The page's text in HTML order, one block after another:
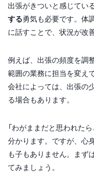
出張がきついと感じてい
する勇気も必要です。体
に話すことで、状況が改
例えば、出張の頻度を調
範囲の業務に担当を変え
会社によっては、出張の
る場合もあります。
「わがままだと思われた
分かります。ですが、心
も子もありません。まず
てみましょう。